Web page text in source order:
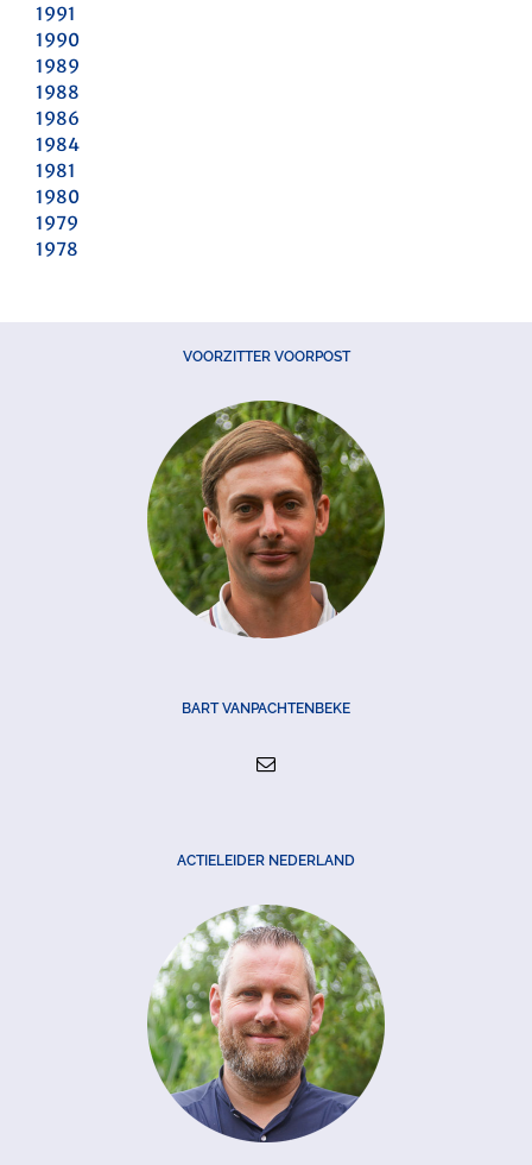
1991
1990
1989
1988
1986
1984
1981
1980
1979
1978
VOORZITTER VOORPOST
BART VANPACHTENBEKE
ACTIELEIDER NEDERLAND